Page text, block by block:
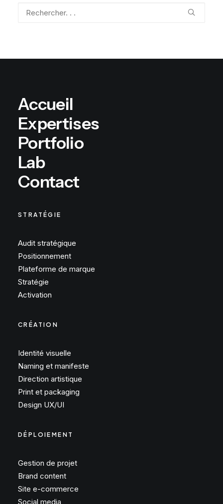
Accueil
Expertises
Portfolio
Lab
Contact
STRATÉGIE
Audit stratégique
Positionnement
Plateforme de marque
Stratégie
Activation
CRÉATION
Identité visuelle
Naming et manifeste
Direction artistique
Print et packaging
Design UX/UI
DÉPLOIEMENT
Gestion de projet
Brand content
Site e-commerce
Social media